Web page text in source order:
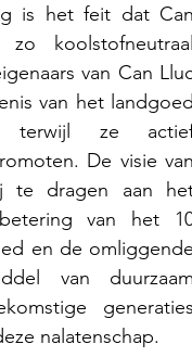
is het feit dat
van Can
van het
terwijl ze
De visie
dragen aan
van het
en de
van
nalatenschap.